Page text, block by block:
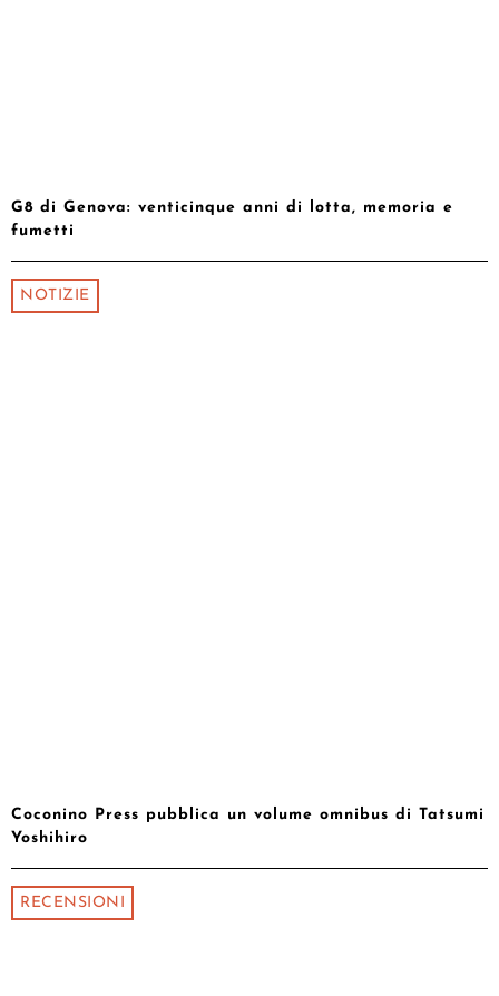
G8 di Genova: venticinque anni di lotta, memoria e
fumetti
NOTIZIE
Coconino Press pubblica un volume omnibus di Tatsumi
Yoshihiro
RECENSIONI